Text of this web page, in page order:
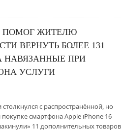
ПОМОГ ЖИТЕЛЮ
ВЕРНУТЬ БОЛЕЕ 131
НАВЯЗАННЫЕ ПРИ
УСЛУГИ
с распространённой, но
смартфона Apple iPhone 16
11 дополнительных товаров